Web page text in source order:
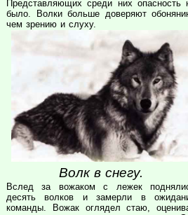
Представляющих среди них опасность
было. Волки больше доверяют
чем зрению и слуху.
Волк в снегу.
Вслед за вожаком с лежек
десять волков и замерли в
команды. Вожак оглядел стаю,